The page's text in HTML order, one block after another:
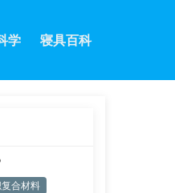
学 寝具百科
合材料